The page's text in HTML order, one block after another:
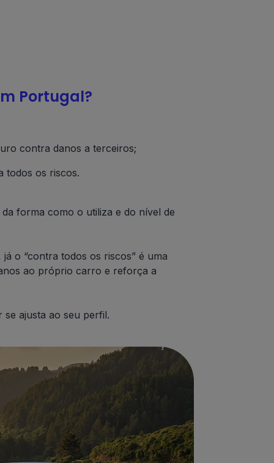
Portugal?
contra danos a terceiros;
todos os riscos.
forma como o utiliza e do nível de
o “contra todos os riscos” é uma
ao próprio carro e reforça a
ajusta ao seu perfil.